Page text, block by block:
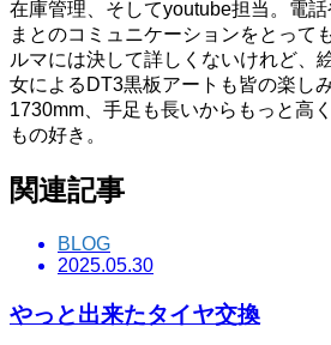
在庫管理、そしてyoutube担当。電
まとのコミュニケーションをとって
ルマには決して詳しくないけれど、
女によるDT3黒板アートも皆の楽し
1730mm、手足も長いからもっと高
もの好き。
関連記事
BLOG
2025.05.30
やっと出来たタイヤ交換